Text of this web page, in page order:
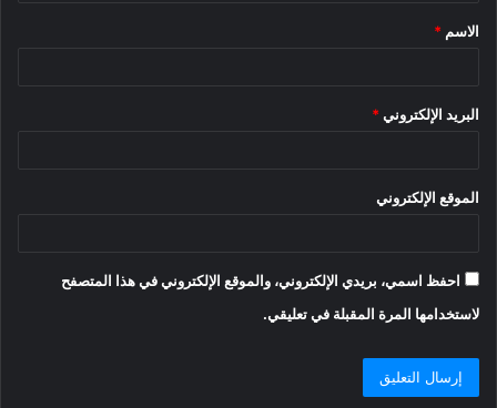
*
الاسم *
البريد الإلكتروني *
الموقع الإلكتروني
احفظ اسمي، بريدي الإلكتروني، والموقع الإلكتروني في هذا المتصفح
لاستخدامها المرة المقبلة في تعليقي.